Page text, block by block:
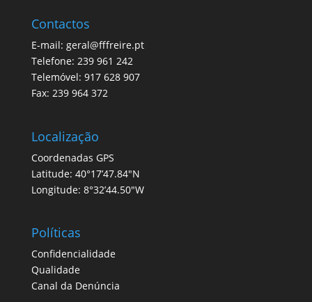
Contactos
E-mail: geral@fffreire.pt
Telefone: 239 961 242
Telemóvel: 917 628 907
Fax: 239 964 372
Localização
Coordenadas GPS
Latitude: 40°17’47.84″N
Longitude: 8°32’44.50″W
Políticas
Confidencialidade
Qualidade
Canal da Denúncia